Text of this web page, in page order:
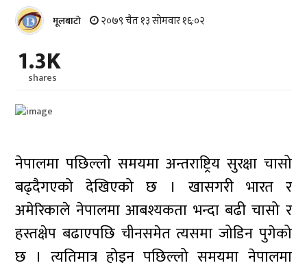
मूलबाटाे २०७९ चैत १३ सोमवार १६:०२
1.3K
shares
नेपालमा पछिल्लो समयमा अन्तराष्ट्रिय सुरक्षा चासो
बढ्दैगएको देखिएको छ । खासगरी भारत र
अमेरिकाले नेपालमा आबश्यकता भन्दा बढी चासो र
हस्तक्षेप बढाएपछि चीनसमेत त्यसमा जोडिन पुगेको
छ । त्यतिमात्र होइन पछिल्लो समयमा नेपालमा